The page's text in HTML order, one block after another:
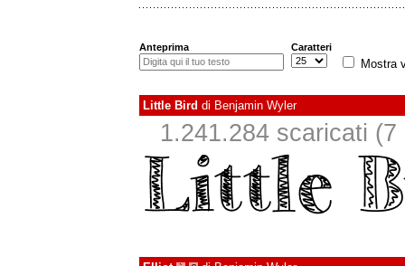
Anteprima Caratteri
Mostra
Little Bird di Benjamin Wyler
1.241.284 scaricati (7